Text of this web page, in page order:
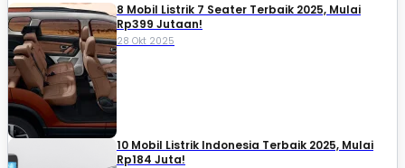
8 Mobil Listrik 7 Seater Terbaik 2025, Mulai
Rp399 Jutaan!
28 Okt 2025
10 Mobil Listrik Indonesia Terbaik 2025, Mulai
Rp184 Juta!